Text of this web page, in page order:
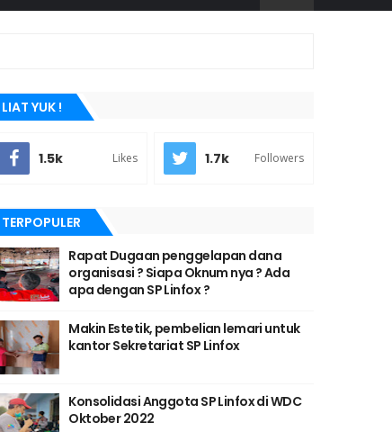
LIAT YUK !
1.5k Likes 1.7k Followers
TERPOPULER
Rapat Dugaan penggelapan dana
organisasi ? Siapa Oknum nya ? Ada
apa dengan SP Linfox ?
Makin Estetik, pembelian lemari untuk
kantor Sekretariat SP Linfox
Konsolidasi Anggota SP Linfox di WDC
Oktober 2022